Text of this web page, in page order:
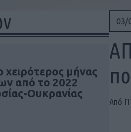
χειρότερος μήνας
από το 2022
Ουκρανίας
03/
Από